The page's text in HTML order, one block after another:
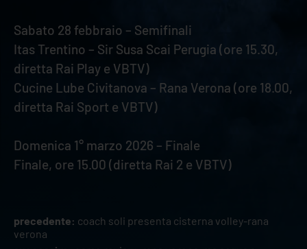
Sabato 28 febbraio – Semifinali
Itas Trentino – Sir Susa Scai Perugia (ore 15.30,
diretta Rai Play e VBTV)
Cucine Lube Civitanova – Rana Verona (ore 18.00,
diretta Rai Sport e VBTV)
Domenica 1° marzo 2026 – Finale
Finale, ore 15.00 (diretta Rai 2 e VBTV)
precedente: coach soli presenta cisterna volley-rana
verona